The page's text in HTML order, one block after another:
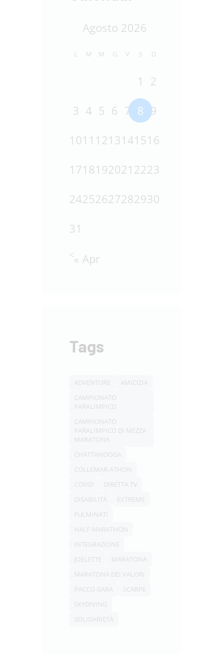
Agosto 2026
L M M G V S D
1
2
3 4 5 6 7 8 9
1011 1213141516
1718192021 2223
24252627282930
31
« Apr
Tags
ADVENTURE
AMICIZIA
CAMPIONATO
PARALIMPICO
CAMPIONATO
PARALIMPICO DI MEZZA
MARATONA
CHATTANOOGA
COLLEMAR-ATHON
COVID
DIRETTA TV
DISABILITÀ
EXTREME
FULMINATI
HALF MARATHON
INTEGRAZIONE
JOËLETTE
MARATONA
MARATONA DEI VALORI
PACCO GARA
SCARPE
SKYDIVING
SOLIDARIETÀ